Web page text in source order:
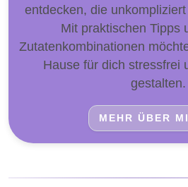
entdecken, die
Mit praktischen Tipps
Zutatenkombinationen
Hause für dich stressfrei
gestalten.
MEHR ÜBER